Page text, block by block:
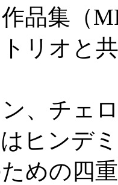
品集（
リオと
、チェ
ヒンデ
めの四